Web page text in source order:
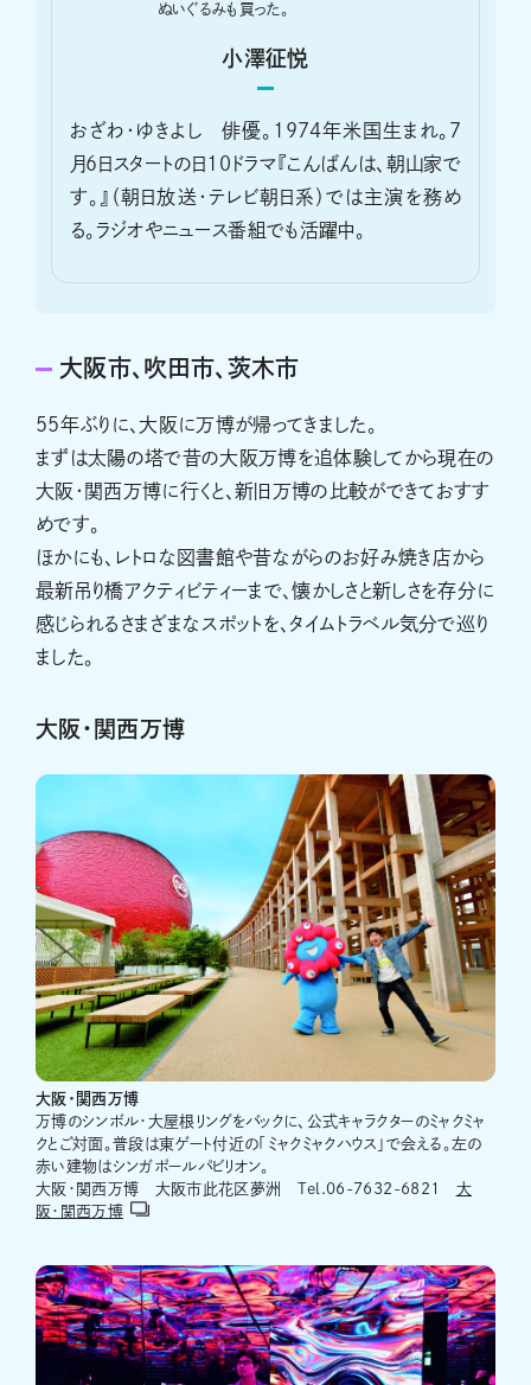
ぬいぐるみも買った。
小澤征悦
おざわ・ゆきよし 俳優。1974年米国生まれ。7
月6日スタートの日10ドラマ『こんばんは、朝山家で
す。』（朝日放送・テレビ朝日系）では主演を務め
る。ラジオやニュース番組でも活躍中。
大阪市、吹田市、茨木市
55年ぶりに、大阪に万博が帰ってきました。
まずは太陽の塔で昔の大阪万博を追体験してから現在の
大阪・関西万博に行くと、新旧万博の比較ができておすす
めです。
ほかにも、レトロな図書館や昔ながらのお好み焼き店から
最新吊り橋アクティビティーまで、懐かしさと新しさを存分に
感じられるさまざまなスポットを、タイムトラベル気分で巡り
ました。
大阪・関西万博
大阪・関西万博
万博のシンボル・大屋根リングをバックに、公式キャラクターのミャクミャ
クとご対面。普段は東ゲート付近の「ミャクミャクハウス」で会える。左の
赤い建物はシンガポールパビリオン。
大阪・関西万博 大阪市此花区夢洲 Tel.06-7632-6821 大
阪・関西万博